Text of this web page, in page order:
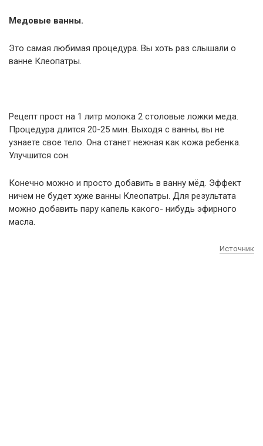
Медовые ванны.
Это самая любимая процедура. Вы хоть раз слышали о
ванне Клеопатры.
Рецепт прост на 1 литр молока 2 столовые ложки меда.
Процедура длится 20-25 мин. Выходя с ванны, вы не
узнаете свое тело. Она станет нежная как кожа ребенка.
Улучшится сон.
Конечно можно и просто добавить в ванну мёд. Эффект
ничем не будет хуже ванны Клеопатры. Для результата
можно добавить пару капель какого- нибудь эфирного
масла.
Источник